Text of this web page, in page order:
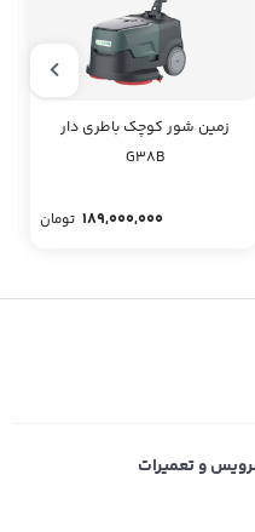
زمین شور کوچک باطری دار
G38B
189,000,000 تومان
و تعمیرات